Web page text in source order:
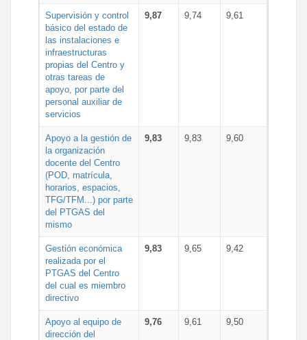
Supervisión y control
básico del estado de
las instalaciones e
infraestructuras
propias del Centro y
otras tareas de
apoyo, por parte del
personal auxiliar de
servicios
9,87 9,74 9,61
Apoyo a la gestión de
la organización
docente del Centro
(POD, matrícula,
horarios, espacios,
TFG/TFM...) por parte
del PTGAS del
mismo
9,83 9,83 9,60
Gestión económica
realizada por el
PTGAS del Centro
del cual es miembro
directivo
9,83 9,65 9,42
Apoyo al equipo de
dirección del
9,76 9,61 9,50